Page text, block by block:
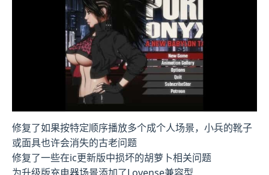
修复了如果按特定顺序播放多个成个人场景，小兵的靴子
或面具也许会消失的古老问题
修复了一些在ic更新版中损坏的胡萝卜相关问题